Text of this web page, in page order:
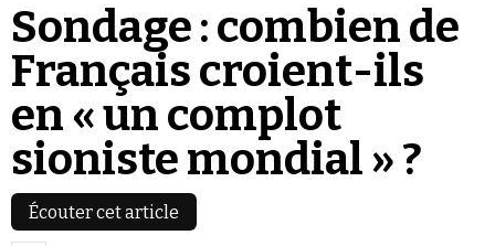
Analyses
Conspipédia
Vidéos
Émissions
Revues de presse
Sondage : combien de
Français croient-ils
en « un complot
sioniste mondial » ?
Écouter cet article